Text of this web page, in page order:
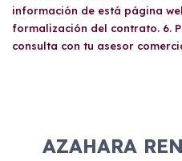
información de está página
formalización del contrato. 6.
consulta con tu asesor
AZAHARA